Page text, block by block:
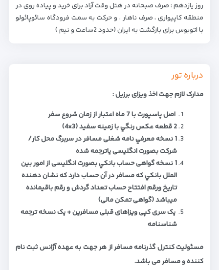
روز یازدهم : صرف صبحانه در هتل وقت آزاد برای خرید و پیاده روی در
منطقه کاپیواری ، صرف ناهار ، و حرکت به سمت فرودگاه سائوپائولو
با اتوبوس برای بازگشت به ایران (حدود 2ساعت و نیم )
درباره تور
مدارک لازم جهت اخذ ویزای برزیل :
اصل پاسپورت با 7 ماه اعتبار از زمان شروع سفر
2 قطعه عكس رنگي با زمینه سفيد (3×4)
1 نسخه معرفي نامه شغلی مسافر در سربرگ محل كار/
شركت بصورت انگلیسی یاترجمه شده
1 نسخه گواهی حساب بانكي بصورت انگلیسی از امور بين
الملل بانكي كه مسافر در آن حساب دارد که نشان دهنده
تاریخ ورقم افتتاح حساب تعداد گردش و رقم باقیمانده
میباشد (گواهی تمکن مالی)
یک سری کپی ویزاهای قبلی مسافرین + یک نسخه ترجمه
شناسنامه
مسئولیت کنترل گذرنامه مسافر از هر جهت به عهده آژانس ثبت نام
کننده و مسافر می باشد.